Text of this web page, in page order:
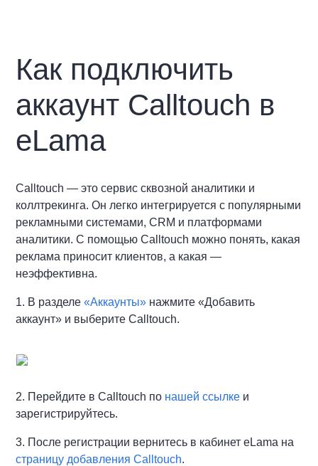
Как подключить
аккаунт Calltouch в
eLama
Calltouch — это сервис сквозной аналитики и
коллтрекинга. Он легко интегрируется с популярными
рекламными системами, CRM и платформами
аналитики. С помощью Calltouch можно понять, какая
реклама приносит клиентов, а какая —
неэффективна.
1. В разделе«Аккаунты» нажмите «Добавить
аккаунт» и выберите Calltouch.
2. Перейдите в Calltouch по нашей ссылке и
зарегистрируйтесь.
3. После регистрации вернитесь в кабинет eLama на
страницу добавления Calltouch.